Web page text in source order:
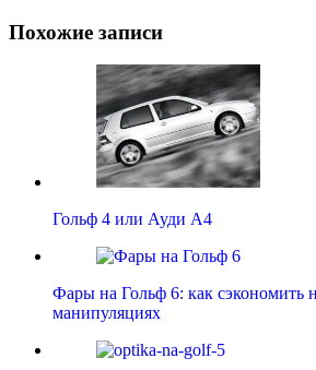
Похожие записи
Гольф 4 или Ауди А4
Фары на Гольф 6: как сэкономить
манипуляциях